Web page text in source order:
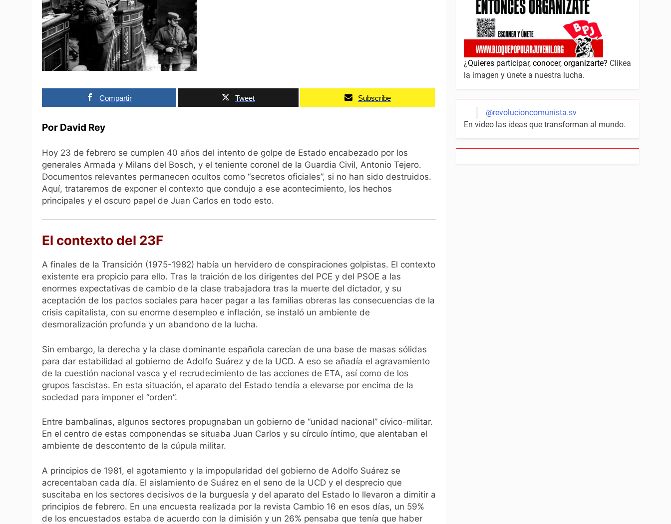
Compartir Tweet Subscribe
Por David Rey
Hoy 23 de febrero se cumplen 40 años del intento de golpe de Estado encabezado por los
generales Armada y Milans del Bosch, y el teniente coronel de la Guardia Civil, Antonio Tejero.
Documentos relevantes permanecen ocultos como “secretos oficiales”, si no han sido destruidos.
Aquí, trataremos de exponer el contexto que condujo a ese acontecimiento, los hechos
principales y el oscuro papel de Juan Carlos en todo esto.
El contexto del 23F
A finales de la Transición (1975-1982) había un hervidero de conspiraciones golpistas. El contexto
existente era propicio para ello. Tras la traición de los dirigentes del PCE y del PSOE a las
enormes expectativas de cambio de la clase trabajadora tras la muerte del dictador, y su
aceptación de los pactos sociales para hacer pagar a las familias obreras las consecuencias de la
crisis capitalista, con su enorme desempleo e inflación, se instaló un ambiente de
desmoralización profunda y un abandono de la lucha.
Sin embargo, la derecha y la clase dominante española carecían de una base de masas sólidas
para dar estabilidad al gobierno de Adolfo Suárez y de la UCD. A eso se añadía el agravamiento
de la cuestión nacional vasca y el recrudecimiento de las acciones de ETA, así como de los
grupos fascistas. En esta situación, el aparato del Estado tendía a elevarse por encima de la
sociedad para imponer el “orden”.
Entre bambalinas, algunos sectores propugnaban un gobierno de “unidad nacional” cívico-militar.
En el centro de estas componendas se situaba Juan Carlos y su círculo íntimo, que alentaban el
ambiente de descontento de la cúpula militar.
A principios de 1981, el agotamiento y la impopularidad del gobierno de Adolfo Suárez se
acrecentaban cada día. El aislamiento de Suárez en el seno de la UCD y el desprecio que
suscitaba en los sectores decisivos de la burguesía y del aparato del Estado lo llevaron a dimitir a
principios de febrero. En una encuesta realizada por la revista Cambio 16 en esos días, un 59%
de los encuestados estaba de acuerdo con la dimisión y un 26% pensaba que tenía que haber
¿Quieres participar, conocer, organizarte? Clikea
la imagen y únete a nuestra lucha.
@revolucioncomunista.sv
En video las ideas que transforman al mundo.